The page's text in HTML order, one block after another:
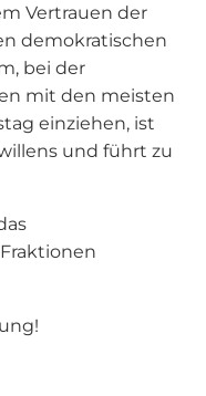
Vertrauen der
demokratischen
bei der
mit den meisten
einziehen, ist
und führt zu